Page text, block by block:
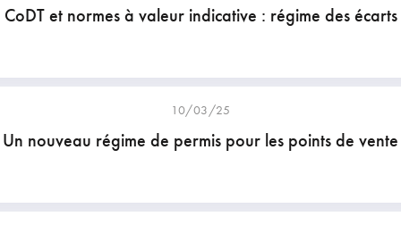
CoDT et normes à valeur indicative : régime des écarts
10/03/25
Un nouveau régime de permis pour les points de vente